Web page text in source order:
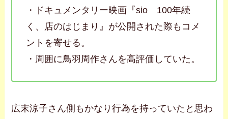
・ドキュメンタリー映画『sio 100年続
く、店のはじまり』が公開された際もコメ
ントを寄せる。
・周囲に鳥羽周作さんを高評価していた。
広末涼子さん側もかなり行為を持っていたと思わ